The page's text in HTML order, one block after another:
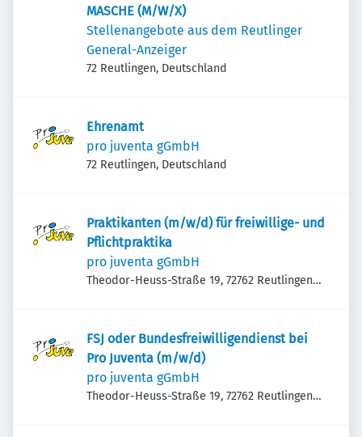
MASCHE (M/W/X)
Stellenangebote aus dem Reutlinger
General-Anzeiger
72 Reutlingen, Deutschland
Ehrenamt
pro juventa gGmbH
72 Reutlingen, Deutschland
Praktikanten (m/w/d) für freiwillige- und
Pflichtpraktika
pro juventa gGmbH
Theodor-Heuss-Straße 19, 72762 Reutlingen,
FSJ oder Bundesfreiwilligendienst bei
Pro Juventa (m/w/d)
pro juventa gGmbH
Theodor-Heuss-Straße 19, 72762 Reutlingen,